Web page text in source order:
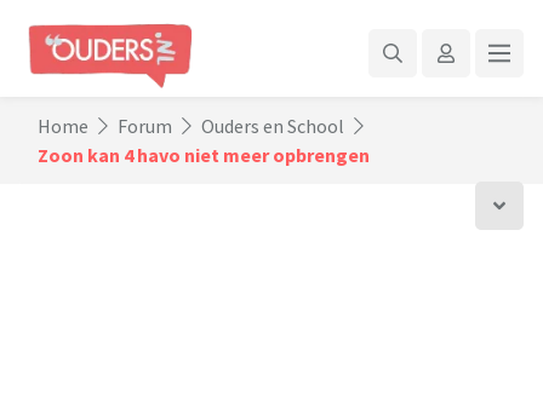
Home Forum
Ouders en School
Zoon kan 4 havo niet meer opbrengen